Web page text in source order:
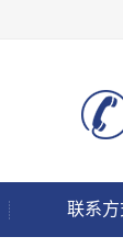
联系方